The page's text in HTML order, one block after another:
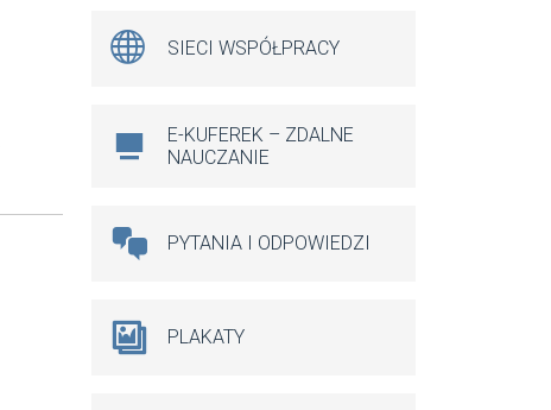
SIECI WSPÓŁPRACY
E-KUFEREK – ZDALNE
NAUCZANIE
PYTANIA I ODPOWIEDZI
PLAKATY